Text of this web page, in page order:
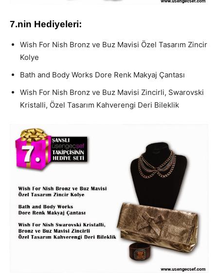
7.nin Hediyeleri:
Wish For Nish Bronz ve Buz Mavisi Özel Tasarım Zincir
Kolye
Bath and Body Works Dore Renk Makyaj Çantası
Wish For Nish Bronz ve Buz Mavisi Zincirli, Swarovski
Kristalli, Özel Tasarım Kahverengi Deri Bileklik